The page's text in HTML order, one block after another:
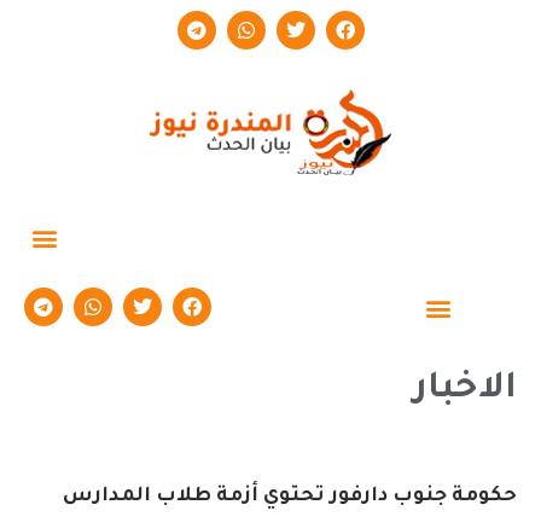
الاخبار
حكومة جنوب دارفور تحتوي أزمة طلاب المدارس